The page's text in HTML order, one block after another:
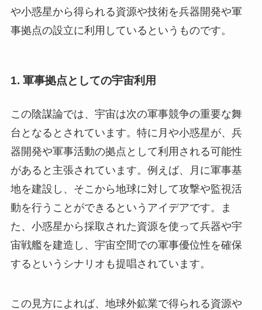
や小惑星から得られる資源や技術を兵器開発や軍
事拠点の設立に利用しているというものです。
1. 軍事拠点としての宇宙利用
この陰謀論では、宇宙は次の軍事競争の重要な舞
台となるとされています。特に月や小惑星が、兵
器開発や軍事活動の拠点として利用される可能性
があると主張されています。例えば、月に軍事基
地を建設し、そこから地球に対して攻撃や監視活
動を行うことができるというアイデアです。ま
た、小惑星から採取された資源を使って兵器や宇
宙戦艦を建造し、宇宙空間での軍事優位性を確保
するというシナリオも提唱されています。
この見方によれば、地球外鉱業で得られる資源や